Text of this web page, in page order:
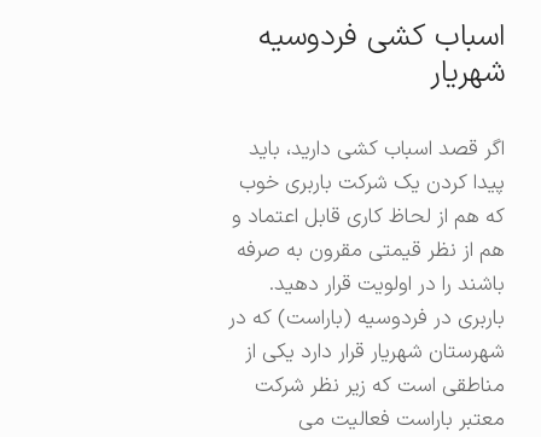
اسباب کشی فردوسیه
شهریار
اگر قصد اسباب کشی دارید، باید
پیدا کردن یک شرکت باربری خوب
که هم از لحاظ کاری قابل اعتماد و
هم از نظر قیمتی مقرون به صرفه
باشند را در اولویت قرار دهید.
باربری در فردوسیه (باراست) که در
شهرستان شهریار قرار دارد یکی از
مناطقی است که زیر نظر شرکت
معتبر باراست فعالیت می